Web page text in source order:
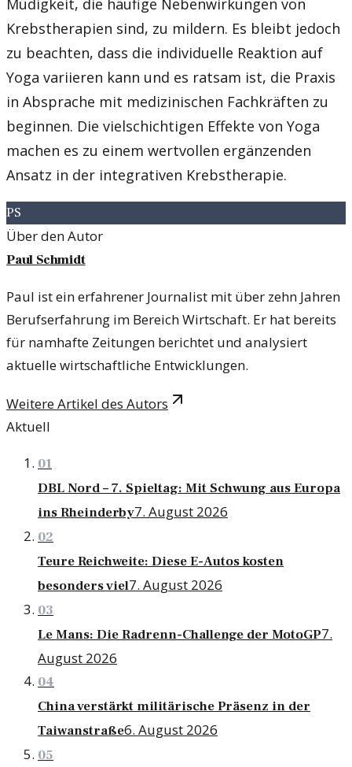
Müdigkeit, die häufige Nebenwirkungen von
Krebstherapien sind, zu mildern. Es bleibt jedoch
zu beachten, dass die individuelle Reaktion auf
Yoga variieren kann und es ratsam ist, die Praxis
in Absprache mit medizinischen Fachkräften zu
beginnen. Die vielschichtigen Effekte von Yoga
machen es zu einem wertvollen ergänzenden
Ansatz in der integrativen Krebstherapie.
PS
Über den Autor
Paul Schmidt
Paul ist ein erfahrener Journalist mit über zehn Jahren
Berufserfahrung im Bereich Wirtschaft. Er hat bereits
für namhafte Zeitungen berichtet und analysiert
aktuelle wirtschaftliche Entwicklungen.
Weitere Artikel des Autors
Aktuell
01
DBL Nord – 7. Spieltag: Mit Schwung aus Europa
ins Rheinderby7. August 2026
02
Teure Reichweite: Diese E-Autos kosten
besonders viel7. August 2026
03
Le Mans: Die Radrenn-Challenge der MotoGP7.
August 2026
04
China verstärkt militärische Präsenz in der
Taiwanstraße6. August 2026
05